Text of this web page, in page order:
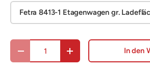
Fetra 8413-1 Etagenwagen gr.
Anzahl
Menge verringernMenge erhöhen In den